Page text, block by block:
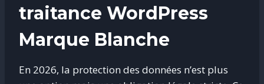
traitance WordPress
Marque Blanche
En 2026, la protection des données n’est plus